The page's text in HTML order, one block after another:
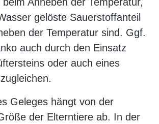
gelöste Sauerstoffanteil
der Temperatur sind. Ggf.
auch durch den Einsatz
oder auch eines
Geleges hängt von der
der Elterntiere ab. In der